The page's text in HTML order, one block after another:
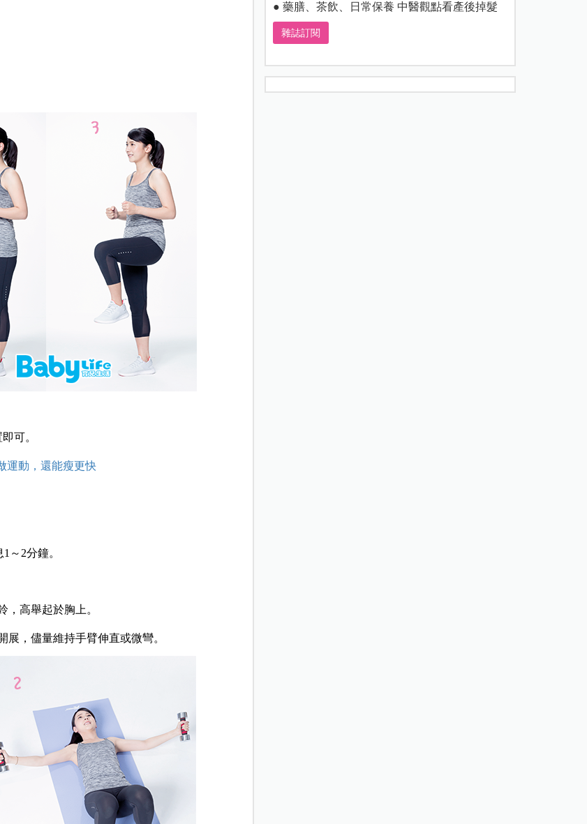
可。
運動，還能瘦更快
～2分鐘。
，高舉起於胸上。
，儘量維持手臂伸直或微彎。
● 藥膳、茶飲、日常保養 中醫觀點看產後掉髮
雜誌訂閱